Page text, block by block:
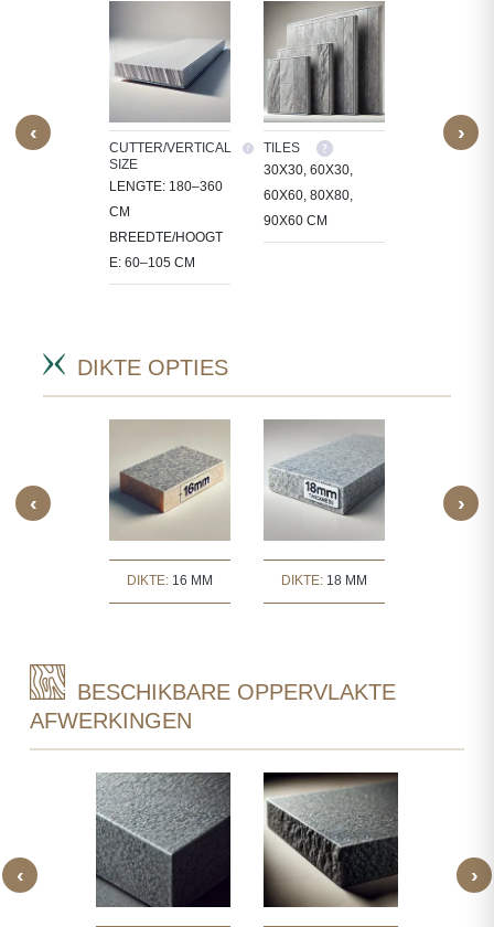
‹
SIZE
CUTTER/VERTICAL
SIZE
LENGTE: 180–360
CM
BREEDTE/HOOGT
E: 60–105 CM
TILES
30X30, 60X30,
60X60, 80X80,
90X60 CM
CUSTOM
›
DIKTE OPTIES
‹
DIKTE: 16 MM DIKTE: 18 MM
›
BESCHIKBARE OPPERVLAKTE
AFWERKINGEN
‹ ›